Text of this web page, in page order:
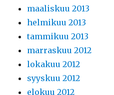
maaliskuu 2013
helmikuu 2013
tammikuu 2013
marraskuu 2012
lokakuu 2012
syyskuu 2012
elokuu 2012